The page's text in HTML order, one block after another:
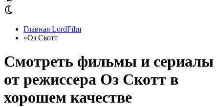
Главная LordFilm
»Оз Скотт
Смотреть фильмы и сериалы
от режиссера Оз Скотт в
хорошем качестве